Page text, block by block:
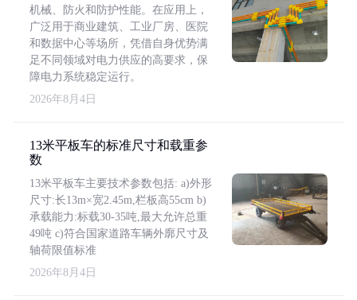
机械、防火和防护性能。在应用上，
广泛用于商业建筑、工业厂房、医院
和数据中心等场所，凭借自身优势满
足不同领域对电力供应的高要求，保
障电力系统稳定运行。
2026年8月4日
13米平板车的标准尺寸和载重参
数
13米平板车主要技术参数包括: a)外形
尺寸:长13m×宽2.45m,栏板高55cm b)
承载能力:标载30-35吨,最大允许总重
49吨 c)符合国家道路车辆外廓尺寸及
轴荷限值标准
2026年8月4日